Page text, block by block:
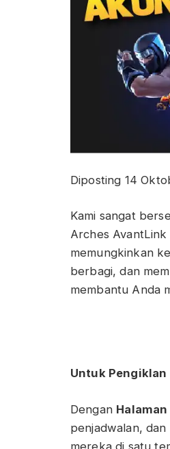
Diposting 14
Kami sangat
Arches
memungkinkan
berbagi, dan
membantu Anda
Untuk Pengiklan
Dengan
penjadwalan,
mereka di satu